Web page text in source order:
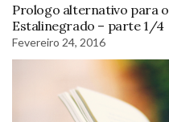
Prologo alternativo para
Estalinegrado – parte 1/4
Fevereiro 24, 2016